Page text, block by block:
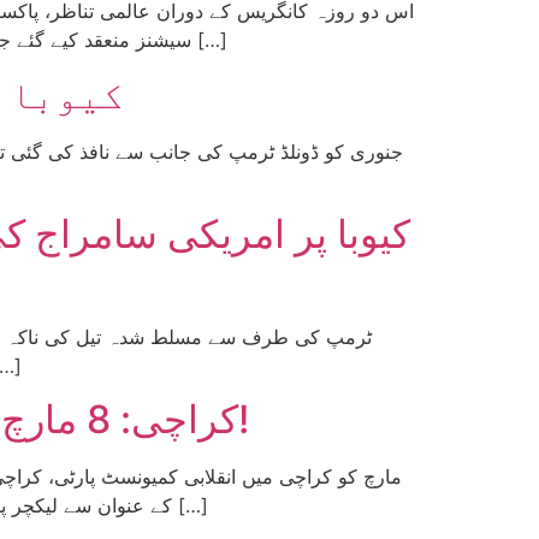
اس دو روزہ کانگریس کے دوران عالمی تناظر،
سیشنز منعقد کیے گئے جبکہ پارٹی کے مختلف امور زیر بحث لاتے ہوئے اہم فیصلے بھی کیے گئے جس میں مرکزی قیادت کا انتخاب بھی شامل تھا۔ […]
کیوبا پر امریکی
برسوں کی مسلسل یلغار کے بعد کیوبا انقلاب کو
کراچی: 8 مارچ، محنت کش خواتین کے عالمی دن کے موقع پر تقریب کا انعقاد!
کے عنوان سے لیکچر پروگرام رکھا گیا۔ اس سیشن کو کامریڈ نقش فاطمہ نے چیئر کیا اور لیڈ آف کامریڈ سیدہ فاطمہ موسوی نے دی۔ کامریڈ […]